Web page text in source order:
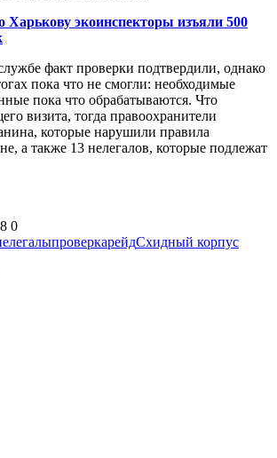
Харькову экоинспекторы изъяли 500
факт проверки подтвердили, однако
пока что не смогли: необходимые
пока что обрабатываются. Что
визита, тогда правоохранители
которые нарушили правила
а также 13 нелегалов, которые подлежат
0
проверкарейдСхидный корпус